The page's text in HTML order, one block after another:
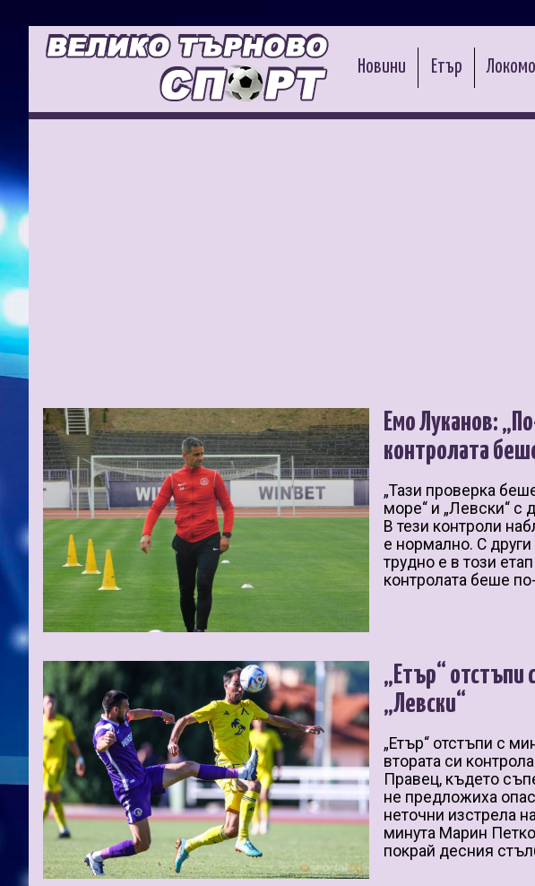
Новини Етър
Емо Луканов:
контролата
„Тази проверка
море“ и „Левски“ с
В тези контроли
е нормално. С
трудно е в този
контролата беше
„Етър“ отстъпи
„Левски“
„Етър“ отстъпи с
втората си
Правец, където
не предложиха
неточни изстрела
минута Марин
покрай десния